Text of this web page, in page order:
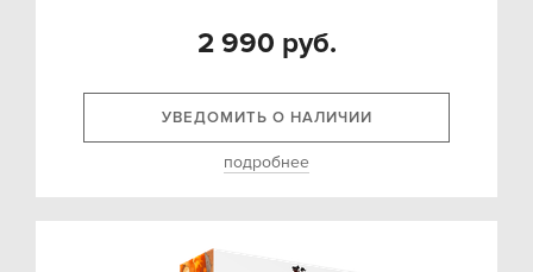
2 990 руб.
УВЕДОМИТЬ О НАЛИЧИИ
подробнее